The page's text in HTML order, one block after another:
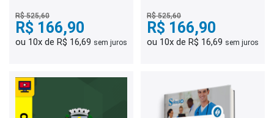
Superior
R$ 525,60
R$ 166,90
ou 10x de R$ 16,69 sem juros
R$ 525,60
R$ 166,90
ou 10x de R$ 16,69 sem juros